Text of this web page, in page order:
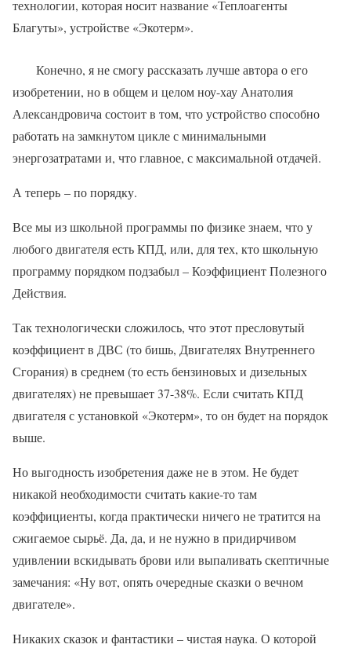
технологии, которая носит название «Теплоагенты
Благуты», устройстве «Экотерм».
Конечно, я не смогу рассказать лучше автора о его
изобретении, но в общем и целом ноу-хау Анатолия
Александровича состоит в том, что устройство способно
работать на замкнутом цикле с минимальными
энергозатратами и, что главное, с максимальной отдачей.
А теперь – по порядку.
Все мы из школьной программы по физике знаем, что у
любого двигателя есть КПД, или, для тех, кто школьную
программу порядком подзабыл – Коэффициент Полезного
Действия.
Так технологически сложилось, что этот пресловутый
коэффициент в ДВС (то бишь, Двигателях Внутреннего
Сгорания) в среднем (то есть бензиновых и дизельных
двигателях) не превышает 37-38%. Если считать КПД
двигателя с установкой «Экотерм», то он будет на порядок
выше.
Но выгодность изобретения даже не в этом. Не будет
никакой необходимости считать какие-то там
коэффициенты, когда практически ничего не тратится на
сжигаемое сырьё. Да, да, и не нужно в придирчивом
удивлении вскидывать брови или выпаливать скептичные
замечания: «Ну вот, опять очередные сказки о вечном
двигателе».
Никаких сказок и фантастики – чистая наука. О которой